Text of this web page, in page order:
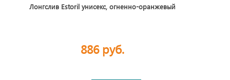
Лонгслив Estoril унисекс, огненно-оранжевый
886 руб.